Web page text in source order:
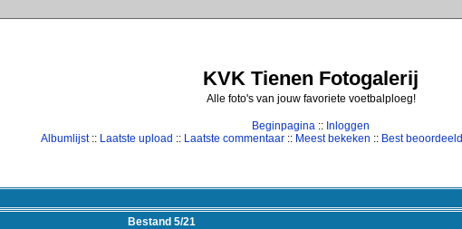
KVK Tienen Fotogalerij
Alle foto's van jouw favoriete voetbalploeg!
Beginpagina :: Inloggen
Albumlijst:: Laatste upload :: Laatste commentaar:: Meest bekeken :: Best beoordeeld
Bestand 5/21